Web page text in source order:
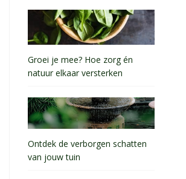
Groei je mee? Hoe zorg én
natuur elkaar versterken
Ontdek de verborgen schatten
van jouw tuin